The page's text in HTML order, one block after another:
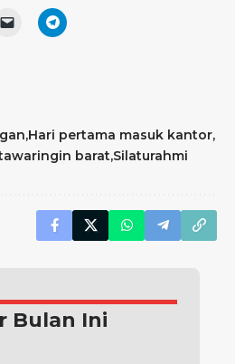
Hari pertama masuk kantor
barat Silaturahmi
Bulan Ini